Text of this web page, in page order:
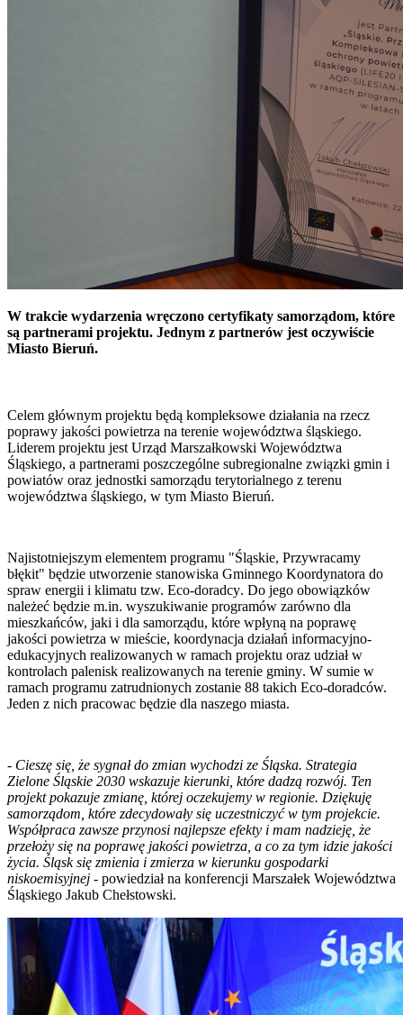
W trakcie wydarzenia wręczono certyfikaty samorządom, które
są partnerami projektu. Jednym z partnerów jest oczywiście
Miasto Bieruń.
Celem głównym projektu będą kompleksowe działania na rzecz
poprawy jakości powietrza na terenie województwa śląskiego.
Liderem projektu jest Urząd Marszałkowski Województwa
Śląskiego, a partnerami poszczególne subregionalne związki gmin i
powiatów oraz jednostki samorządu terytorialnego z terenu
województwa śląskiego, w tym Miasto Bieruń.
Najistotniejszym elementem programu "Śląskie, Przywracamy
błękit" będzie utworzenie stanowiska Gminnego Koordynatora do
spraw energii i klimatu tzw. Eco-doradcy. Do jego obowiązków
należeć będzie m.in. wyszukiwanie programów zarówno dla
mieszkańców, jaki i dla samorządu, które wpłyną na poprawę
jakości powietrza w mieście, koordynacja działań informacyjno-
edukacyjnych realizowanych w ramach projektu oraz udział w
kontrolach palenisk realizowanych na terenie gminy. W sumie w
ramach programu zatrudnionych zostanie 88 takich Eco-doradców.
Jeden z nich pracowac będzie dla naszego miasta.
- Cieszę się, że sygnał do zmian wychodzi ze Śląska. Strategia
Zielone Śląskie 2030 wskazuje kierunki, które dadzą rozwój. Ten
projekt pokazuje zmianę, której oczekujemy w regionie. Dziękuję
samorządom, które zdecydowały się uczestniczyć w tym projekcie.
Współpraca zawsze przynosi najlepsze efekty i mam nadzieję, że
przełoży się na poprawę jakości powietrza, a co za tym idzie jakości
życia. Śląsk się zmienia i zmierza w kierunku gospodarki
niskoemisyjnej - powiedział na konferencji Marszałek Województwa
Śląskiego Jakub Chełstowski.